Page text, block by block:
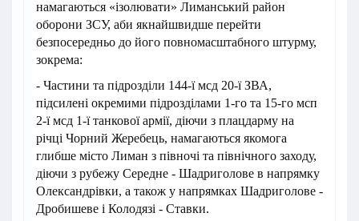
намагаються «ізолювати» Лиманський район
оборони ЗСУ, аби якнайшвидше перейти
безпосередньо до його повномасштабного штурму,
зокрема:
- Частини та підрозділи 144-ї мсд 20-ї ЗВА,
підсилені окремими підрозділами 1-го та 15-го мсп
2-ї мсд 1-ї танкової армії, діючи з плацдарму на
річці Чорний Жеребець, намагаються якомога
глибше місто Лиман з півночі та північного заходу,
діючи з рубежу Середне - Шадриголове в напрямку
Олександрівки, а також у напрямках Шадриголове -
Дробишеве і Колодязі - Ставки.